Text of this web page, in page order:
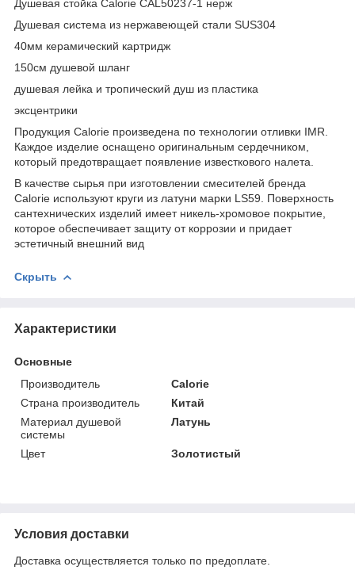
Душевая стойка Calorie CAL50237-1 нерж
Душевая система из нержавеющей стали SUS304
40мм керамический картридж
150см душевой шланг
душевая лейка и тропический душ из пластика
эксцентрики
Продукция Calorie произведена по технологии отливки IMR.
Каждое изделие оснащено оригинальным сердечником,
который предотвращает появление известкового налета.
В качестве сырья при изготовлении смесителей бренда
Calorie используют круги из латуни марки LS59. Поверхность
сантехнических изделий имеет никель-хромовое покрытие,
которое обеспечивает защиту от коррозии и придает
эстетичный внешний вид
Скрыть
Характеристики
Основные
Производитель
Calorie
Страна производитель
Китай
Материал душевой
системы
Латунь
Цвет Золотистый
Условия доставки
Доставка осуществляется только по предоплате.